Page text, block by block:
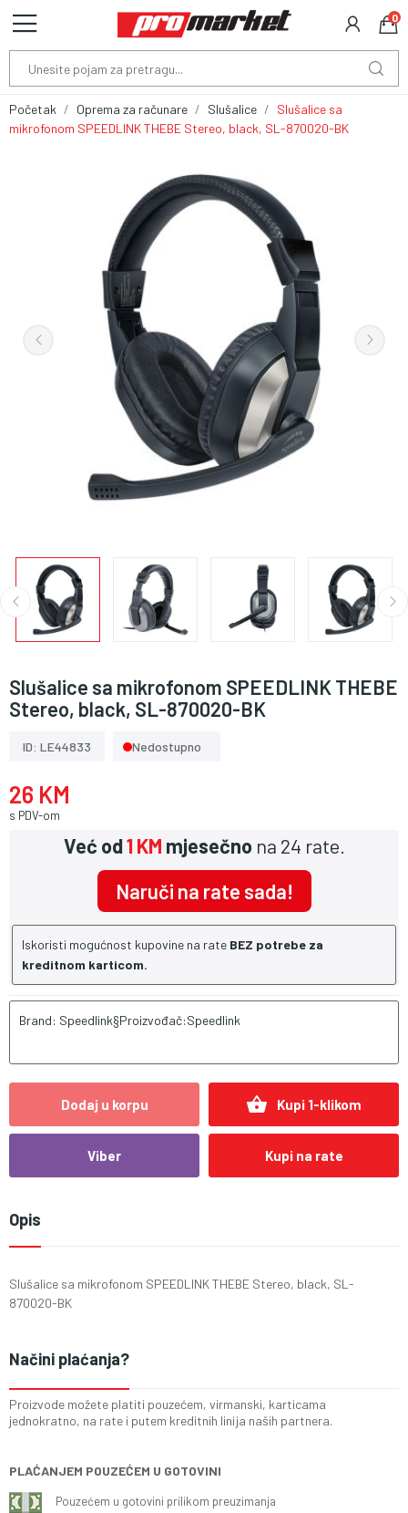
0
Početak Oprema za računare Slušalice
Slušalice sa
mikrofonom SPEEDLINK THEBE Stereo, black, SL-870020-BK
Slušalice sa mikrofonom SPEEDLINK THEBE
Stereo, black, SL-870020-BK
ID: LE44833 Nedostupno
26 KM
s PDV-om
Već od1 KM mjesečno na 24 rate.
Naruči na rate sada!
Iskoristi mogućnost kupovine na rate BEZ potrebe za
kreditnom karticom.
Brand: Speedlink§Proizvođač:Speedlink
Dodaj u korpu shopping_basket Kupi 1-klikom
Viber Kupi na rate
Opis
Slušalice sa mikrofonom SPEEDLINK THEBE Stereo, black, SL-
870020-BK
Načini plaćanja?
Proizvode možete platiti pouzećem, virmanski, karticama
jednokratno, na rate i putem kreditnih linija naših partnera.
PLAĆANJEM POUZEĆEM U GOTOVINI
Pouzećem u gotovini prilikom preuzimanja